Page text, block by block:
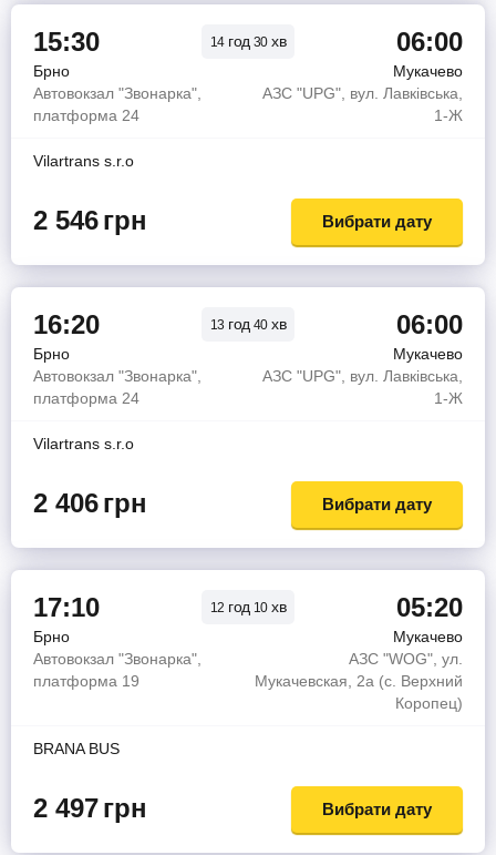
15:30 14 год 30 хв 06:00
Брно
Мукачево
Автовокзал "Звонарка",
платформа 24
АЗС "UPG", вул. Лавківська,
1-Ж
Vilartrans s.r.o
2 546грн Вибрати дату
16:20 13 год 40 хв 06:00
Брно
Мукачево
Автовокзал "Звонарка",
платформа 24
АЗС "UPG", вул. Лавківська,
1-Ж
Vilartrans s.r.o
2 406грн Вибрати дату
17:10 12 год 10 хв 05:20
Брно
Мукачево
Автовокзал "Звонарка",
платформа 19
АЗС "WOG", ул.
Мукачевская, 2а (с. Верхний
Коропец)
BRANA BUS
2 497грн Вибрати дату